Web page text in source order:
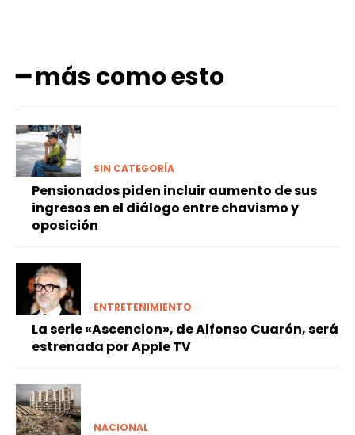
━ más como esto
SIN CATEGORÍA
Pensionados piden incluir aumento de sus
ingresos en el diálogo entre chavismo y
oposición
ENTRETENIMIENTO
La serie «Ascencion», de Alfonso Cuarón, será
estrenada por Apple TV
NACIONAL